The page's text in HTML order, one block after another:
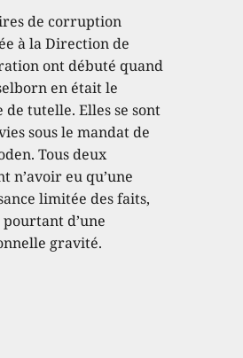
de corruption
à la Direction de
ont débuté quand
en était le
tutelle. Elles se sont
sous le mandat de
Tous deux
n’avoir eu qu’une
limitée des faits,
d’une
gravité.